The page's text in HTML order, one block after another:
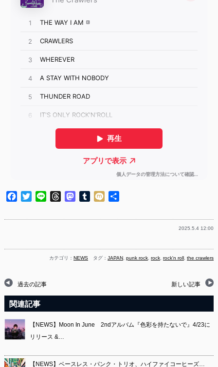
Facebook
TwitterLine ThreadsMastodon
Tumblr
Mixi
2025.5.4 12:00
カテゴリ： NEWS タグ：JAPAN,punk rock,rock,rock'n roll ,the crawlers
過去の記事 新しい記事
関連記事
【NEWS】Moon In June 2ndアルバム『色彩を持たないで』4/23に
リリース &…
【NEWS】ベースレス・パンク・トリオ、ハイファイコーヒーズ…